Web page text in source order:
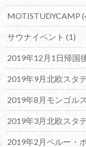
MOTISTUDYCAMP
サウナイベント (1)
2019年12月1日帰国
2019年9月北欧スタ
2019年8月モンゴル
2019年3月北欧スタ
2019年2月ペルー・